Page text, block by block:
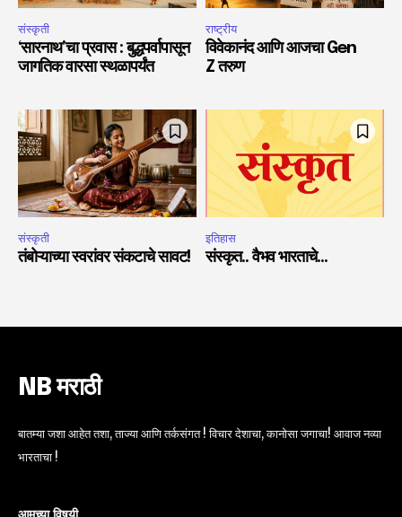
संस्कृती
‘सारनाथ’चा प्रवास : बुद्धपर्वापासून
जागतिक वारसा स्थळापर्यंत
राष्ट्रीय
विवेकानंद आणि आजचा Gen
Z तरुण
संस्कृती
तंबोऱ्याच्या स्वरांवर संकटाचे सावट!
इतिहास
संस्कृत.. वैभव भारताचे…
NB मराठी
बातम्या जशा आहेत तशा, ताज्या आणि तर्कसंगत ! विचार देशाचा, कानोसा जगाचा! आवाज नव्या
भारताचा !